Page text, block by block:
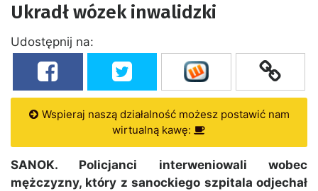
Ukradł wózek inwalidzki
Udostępnij na:
Wspieraj naszą działalność możesz postawić nam
wirtualną kawę:
SANOK. Policjanci interweniowali wobec
mężczyzny, który z sanockiego szpitala odjechał